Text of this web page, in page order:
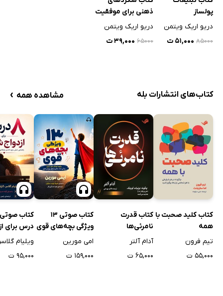
پولساز
دریو اریک ویتمن
۸۵۰۰۰ ۵۱,۰۰۰ ت
ذهنی برای موفقیت
در فروش
دریو اریک ویتمن
۶۵۰۰۰ ۳۹,۰۰۰ ت
کتاب‌های انتشارات بله مشاهده همه ›
کتاب کلید صحبت با
همه
تیم فرون
۵۵,۰۰۰ ت
کتاب قدرت
نامرئی‌ها
آدام آلتر
۶۵,۰۰۰ ت
کتاب صوتی 13
ویژگی بچه‌های قوی
امی مورین
۱۵۹,۰۰۰ ت
کتاب
درس برای
شادتر
ویلیام
۹۵,۰۰۰ ت